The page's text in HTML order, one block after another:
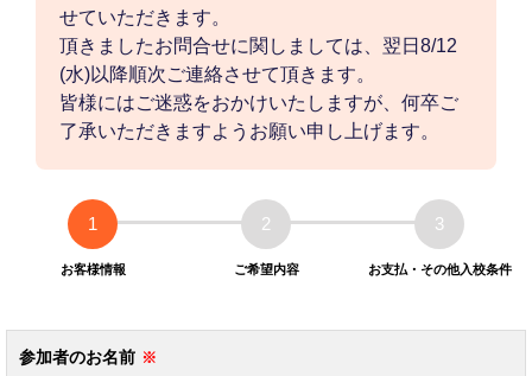
せていただきます。
頂きましたお問合せに関しましては、翌日8/12
(水)以降順次ご連絡させて頂きます。
皆様にはご迷惑をおかけいたしますが、何卒ご
了承いただきますようお願い申し上げます。
1
お客様情報
2
ご希望内容
3
お支払・その他入校条件
参加者のお名前